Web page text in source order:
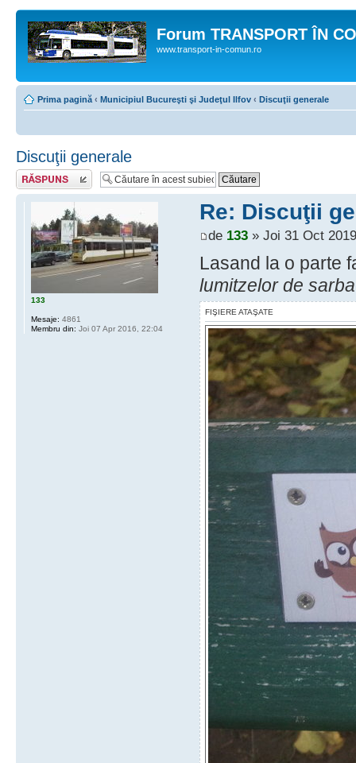
Forum TRANSPORT ÎN
www.transport-in-comun.ro
Prima pagină ‹ Municipiul Bucureşti şi Judeţul Ilfov ‹ Discuţii generale
Discuţii generale
Răspunde
Re: Discuţii
de 133» Joi 31 Oct
Lasand la o parte
lumitzelor de
FIŞIERE ATAŞATE
133
Mesaje: 4861
Membru din: Joi 07 Apr 2016, 22:04